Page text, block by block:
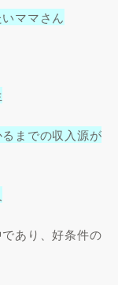
ママさん
までの収入源が
あり、好条件の